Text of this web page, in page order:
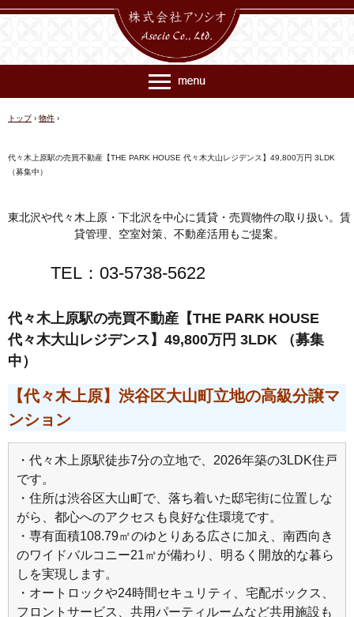
東北沢や代々木上原・下北沢を中心に賃貸・売買物件の取り扱い。賃
貸管理、空室対策、不動産活用もご提案。
TEL：03-5738-5622
トップ › 物件 ›
代々木上原駅の売買不動産【THE PARK HOUSE 代々木大山レジデンス】49,800万円 3LDK
（募集中）
代々木上原駅の売買不動産【THE PARK HOUSE
代々木大山レジデンス】49,800万円 3LDK （募集
中）
【代々木上原】渋谷区大山町立地の高級分譲マ
ンション
・代々木上原駅徒歩7分の立地で、2026年築の3LDK住戸
です。
・住所は渋谷区大山町で、落ち着いた邸宅街に位置しな
がら、都心へのアクセスも良好な住環境です。
・専有面積108.79㎡のゆとりある広さに加え、南西向き
のワイドバルコニー21㎡が備わり、明るく開放的な暮ら
しを実現します。
・オートロックや24時間セキュリティ、宅配ボックス、
フロントサービス、共用パーティルームなど共用施設も